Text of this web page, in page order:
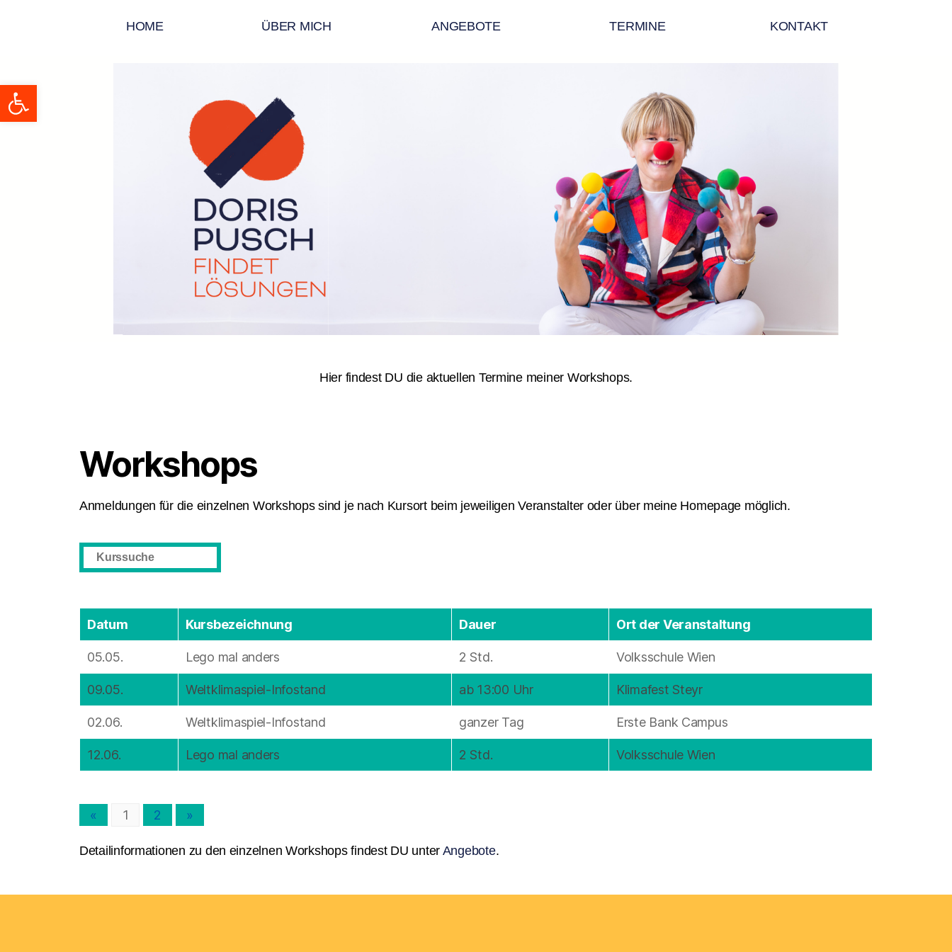
Open toolbar
HOME ÜBER MICH ANGEBOTE TERMINE KONTAKT
Hier findest DU die aktuellen Termine meiner Workshops.
Workshops
Anmeldungen für die einzelnen Workshops sind je nach Kursort beim jeweiligen Veranstalter oder über meine Homepage möglich.
Datum Kursbezeichnung Dauer Ort der Veranstaltung
05.05. Lego mal anders 2 Std. Volksschule Wien
09.05. Weltklimaspiel-Infostand ab 13:00 Uhr Klimafest Steyr
02.06. Weltklimaspiel-Infostand ganzer Tag Erste Bank Campus
12.06. Lego mal anders 2 Std. Volksschule Wien
« 1 2 »
Detailinformationen zu den einzelnen Workshops findest DU unter Angebote.